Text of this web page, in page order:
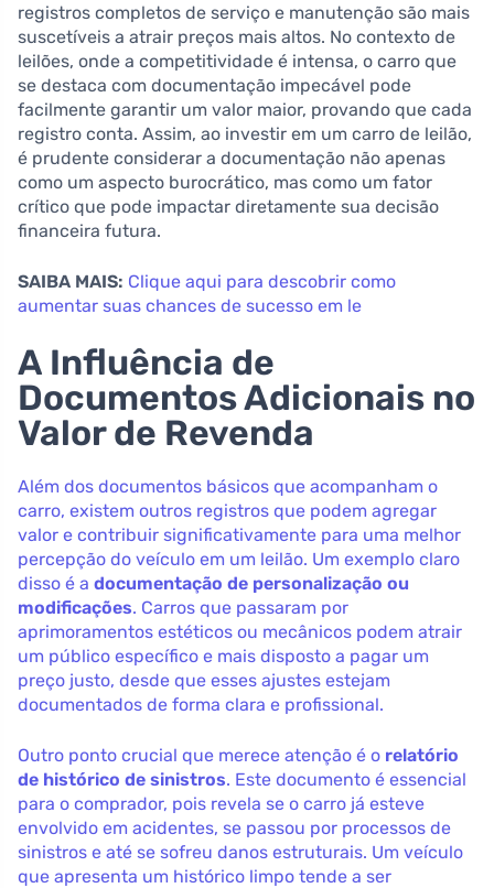
registros completos de serviço e manutenção são mais
suscetíveis a atrair preços mais altos. No contexto de
leilões, onde a competitividade é intensa, o carro que
se destaca com documentação impecável pode
facilmente garantir um valor maior, provando que cada
registro conta. Assim, ao investir em um carro de leilão,
é prudente considerar a documentação não apenas
como um aspecto burocrático, mas como um fator
crítico que pode impactar diretamente sua decisão
financeira futura.
SAIBA MAIS: Clique aqui para descobrir como
aumentar suas chances de sucesso em le
A Influência de
Documentos Adicionais no
Valor de Revenda
Além dos documentos básicos que acompanham o
carro, existem outros registros que podem agregar
valor e contribuir significativamente para uma melhor
percepção do veículo em um leilão. Um exemplo claro
disso é a documentação de personalização ou
modificações. Carros que passaram por
aprimoramentos estéticos ou mecânicos podem atrair
um público específico e mais disposto a pagar um
preço justo, desde que esses ajustes estejam
documentados de forma clara e profissional.
Outro ponto crucial que merece atenção é o relatório
de histórico de sinistros. Este documento é essencial
para o comprador, pois revela se o carro já esteve
envolvido em acidentes, se passou por processos de
sinistros e até se sofreu danos estruturais. Um veículo
que apresenta um histórico limpo tende a ser